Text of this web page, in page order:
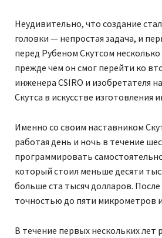
Неудивительно, что создание
головки — непростая задача, и
перед Рубеном Скутсом
прежде чем он смог перейти ко
инженера CSIRO и изобретателя
Скутса в искусстве
Именно со своим наставником
работая день и ночь в течение
программировать
который стоил меньше десяти
больше ста тысяч долларов.
точностью до пяти микрометров
В течение первых нескольких